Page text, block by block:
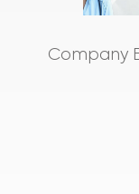
Company